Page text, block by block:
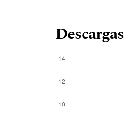
Descargas